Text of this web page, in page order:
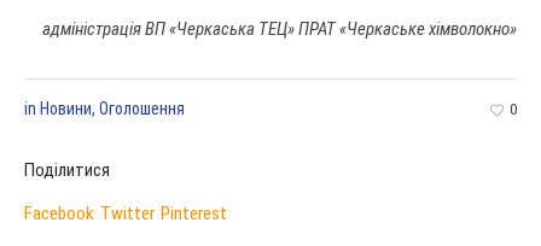
адміністрація ВП «Черкаська ТЕЦ»ПРАТ «Черкаське хімволокно»
0
in Новини, Оголошення
Поділитися
Facebook Twitter Pinterest